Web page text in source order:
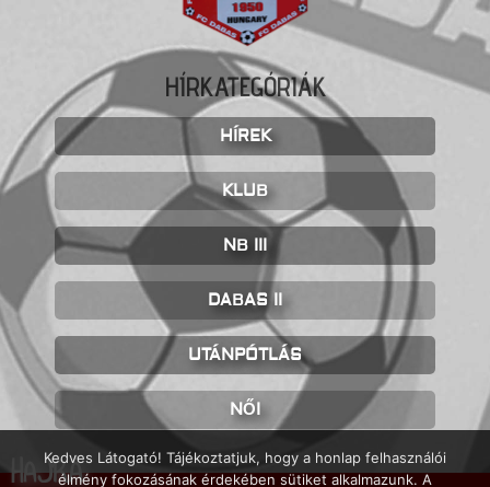
HÍRKATEGÓRIÁK
HÍREK
KLUB
NB III
DABAS II
UTÁNPÓTLÁS
NŐI
HAJRÁKedves Látogató! Tájékoztatjuk, hogy a honlap felhasználói
élmény fokozásának érdekében sütiket alkalmazunk. A